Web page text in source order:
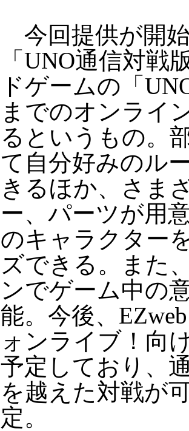
今回提供が開
「UNO通信対戦
ドゲームの「
までのオンライ
るというもの。
て自分好みのル
きるほか、さま
ー、パーツが用
のキャラクター
ズできる。また
ンでゲーム中の
能。今後、
ォンライブ！向
予定しており、
を越えた対戦が
定。